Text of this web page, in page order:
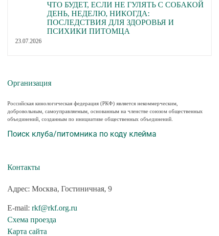
ЧТО БУДЕТ, ЕСЛИ НЕ ГУЛЯТЬ С СОБАКОЙ
ДЕНЬ, НЕДЕЛЮ, НИКОГДА:
ПОСЛЕДСТВИЯ ДЛЯ ЗДОРОВЬЯ И
ПСИХИКИ ПИТОМЦА
23.07.2026
Организация
Российская кинологическая федерация (РКФ) является некоммерческим,
добровольным, самоуправляемым, основанным на членстве союзом общественных
объединений, созданным по инициативе общественных объединений.
Поиск клуба/питомника по коду клейма
Контакты
Адрес: Москва, Гостиничная, 9
E-mail: rkf@rkf.org.ru
Схема проезда
Карта сайта